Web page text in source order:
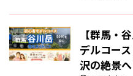
【群馬・
デルコー
沢の絶景